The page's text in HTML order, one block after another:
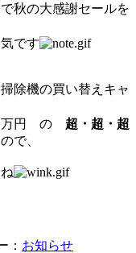
秋の大感謝セールを
です
除機の買い替えキャ
万円 の 超・超・超
で、
： お知らせ